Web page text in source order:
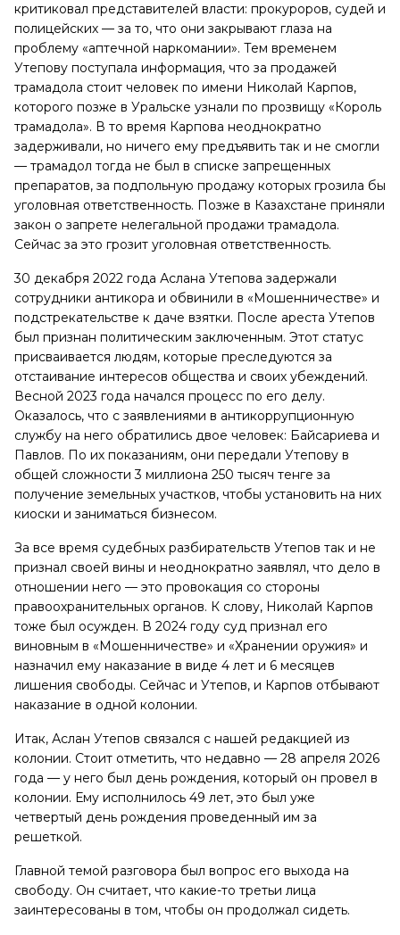
критиковал представителей власти: прокуроров, судей и
полицейских — за то, что они закрывают глаза на
проблему «аптечной наркомании». Тем временем
Утепову поступала информация, что за продажей
трамадола стоит человек по имени Николай Карпов,
которого позже в Уральске узнали по прозвищу «Король
трамадола». В то время Карпова неоднократно
задерживали, но ничего ему предъявить так и не смогли
— трамадол тогда не был в списке запрещенных
препаратов, за подпольную продажу которых грозила бы
уголовная ответственность. Позже в Казахстане приняли
закон о запрете нелегальной продажи трамадола.
Сейчас за это грозит уголовная ответственность.
30 декабря 2022 года Аслана Утепова задержали
сотрудники антикора и обвинили в «Мошенничестве» и
подстрекательстве к даче взятки. После ареста Утепов
был признан политическим заключенным. Этот статус
присваивается людям, которые преследуются за
отстаивание интересов общества и своих убеждений.
Весной 2023 года начался процесс по его делу.
Оказалось, что с заявлениями в антикоррупционную
службу на него обратились двое человек: Байсариева и
Павлов. По их показаниям, они передали Утепову в
общей сложности 3 миллиона 250 тысяч тенге за
получение земельных участков, чтобы установить на них
киоски и заниматься бизнесом.
За все время судебных разбирательств Утепов так и не
признал своей вины и неоднократно заявлял, что дело в
отношении него — это провокация со стороны
правоохранительных органов. К слову, Николай Карпов
тоже был осужден. В 2024 году суд признал его
виновным в «Мошенничестве» и «Хранении оружия» и
назначил ему наказание в виде 4 лет и 6 месяцев
лишения свободы. Сейчас и Утепов, и Карпов отбывают
наказание в одной колонии.
Итак, Аслан Утепов связался с нашей редакцией из
колонии. Стоит отметить, что недавно — 28 апреля 2026
года — у него был день рождения, который он провел в
колонии. Ему исполнилось 49 лет, это был уже
четвертый день рождения проведенный им за
решеткой.
Главной темой разговора был вопрос его выхода на
свободу. Он считает, что какие-то третьи лица
заинтересованы в том, чтобы он продолжал сидеть.